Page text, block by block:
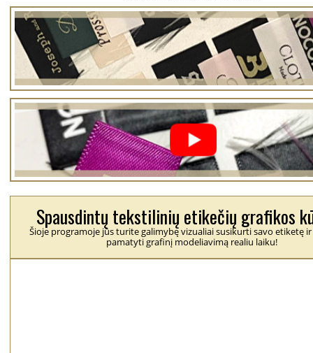
Spausdintų tekstilinių etikečių grafikos
Šioje programoje jūs turite galimybę vizualiai susikurti savo etiketę
pamatyti grafinį modeliavimą realiu laiku!